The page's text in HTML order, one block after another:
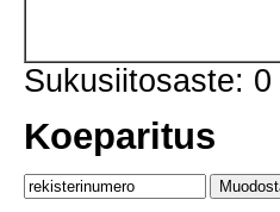
Sukusiitosaste:
Koeparitus